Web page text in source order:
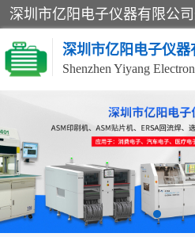
深圳市亿阳电子仪器
Shenzhen Yiyang
SX全自动高速贴片机
NeoHorizon全自动锡膏印
刷机
回流焊HOTFLOW 3/20e